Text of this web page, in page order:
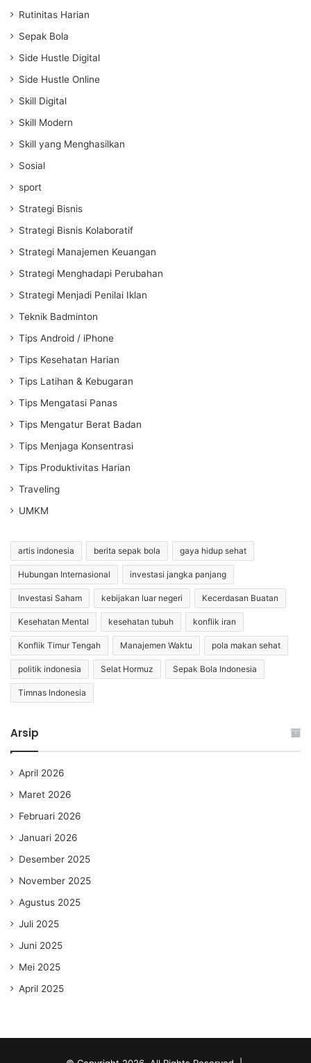
Rutinitas Harian
Sepak Bola
Side Hustle Digital
Side Hustle Online
Skill Digital
Skill Modern
Skill yang Menghasilkan
Sosial
sport
Strategi Bisnis
Strategi Bisnis Kolaboratif
Strategi Manajemen Keuangan
Strategi Menghadapi Perubahan
Strategi Menjadi Penilai Iklan
Teknik Badminton
Tips Android / iPhone
Tips Kesehatan Harian
Tips Latihan & Kebugaran
Tips Mengatasi Panas
Tips Mengatur Berat Badan
Tips Menjaga Konsentrasi
Tips Produktivitas Harian
Traveling
UMKM
artis indonesia berita sepak bola gaya hidup sehat
Hubungan Internasional investasi jangka panjang
Investasi Saham kebijakan luar negeri Kecerdasan Buatan
Kesehatan Mental kesehatan tubuh konflik iran
Konflik Timur Tengah Manajemen Waktu pola makan sehat
politik indonesia Selat Hormuz Sepak Bola Indonesia
Timnas Indonesia
Arsip
April 2026
Maret 2026
Februari 2026
Januari 2026
Desember 2025
November 2025
Agustus 2025
Juli 2025
Juni 2025
Mei 2025
April 2025